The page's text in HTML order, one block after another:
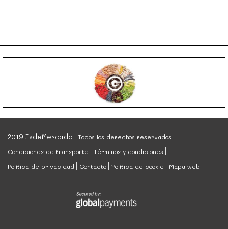
2019 EsdeMercado
Todos los derechos reservados
Condiciones de transporte
Términos y condiciones
Política de privacidad
Contacto Política de cookie Mapa web